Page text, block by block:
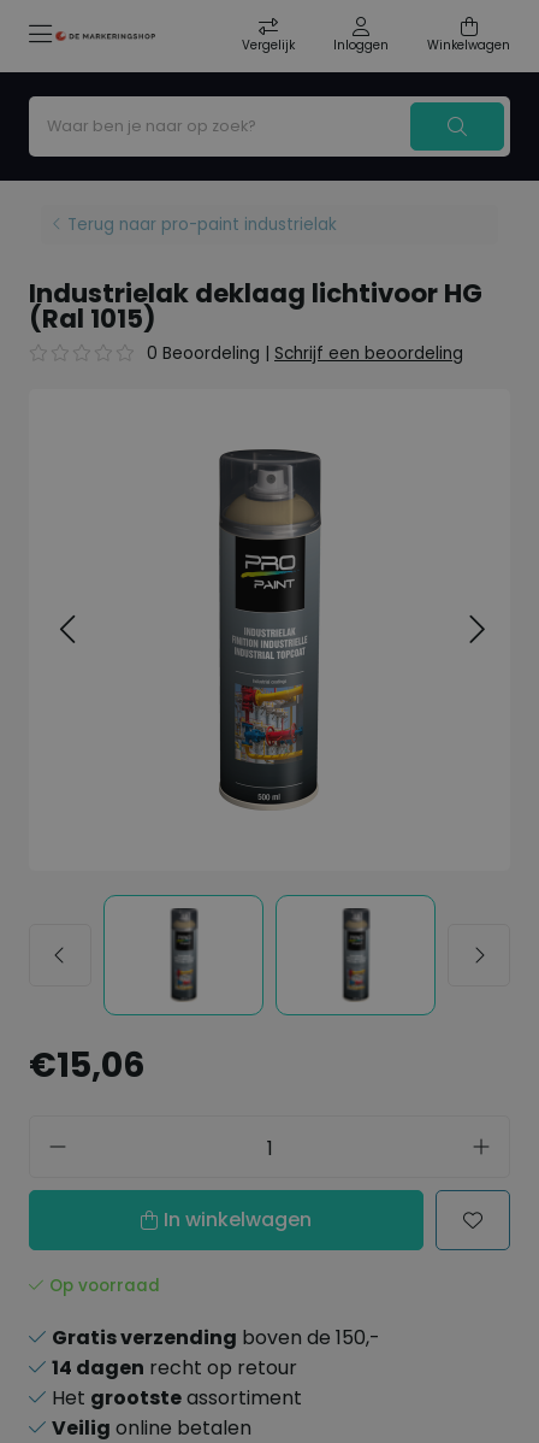
Vergelijk Inloggen Winkelwagen
Terug naar pro-paint industrielak
Industrielak deklaag lichtivoor HG
(Ral 1015)
0 Beoordeling | Schrijf een beoordeling
€15,06
In winkelwagen
Op voorraad
Gratis verzending boven de 150,-
14 dagen recht op retour
Het grootsteassortiment
Veilig online betalen